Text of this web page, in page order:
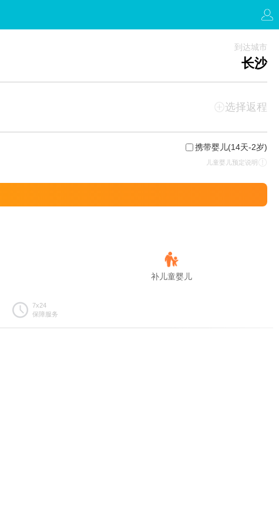
到达城市
长沙
选择返程
携带婴儿(14天-2岁)
儿童婴儿预定说明
补儿童婴儿
7x24
保障服务